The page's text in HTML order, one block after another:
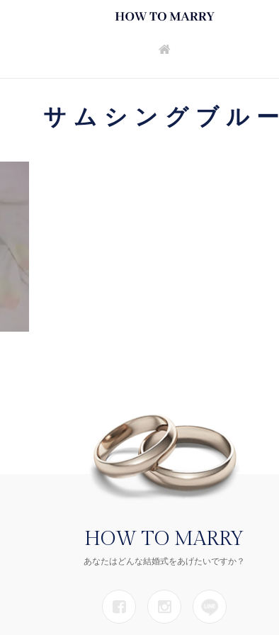
サムシングブルー
HOW TO MARRY
あなたはどんな結婚式をあげたいですか？